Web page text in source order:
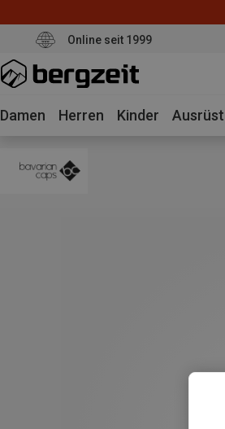
Online seit 1999
Damen Herren Kinder